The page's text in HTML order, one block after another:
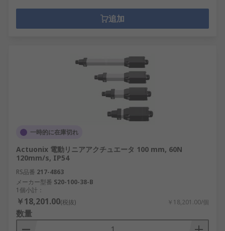
追加
一時的に在庫切れ
Actuonix 電動リニアアクチュエータ 100 mm, 60N
120mm/s, IP54
RS品番 217-4863
メーカー型番 S20-100-38-B
1個小計：
￥18,201.00(税抜) ￥18,201.00/個
数量